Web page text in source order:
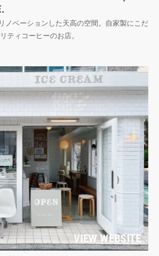
MANIA
VIEW WEBSITE
ノベーションした天高の空間。自家製にこだ
ティコーヒーのお店。